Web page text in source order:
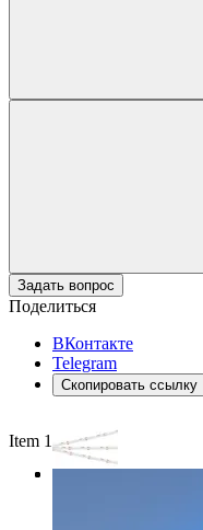
Задать вопрос
Поделиться
ВКонтакте
Telegram
Скопировать ссылку
Item 1 of 3